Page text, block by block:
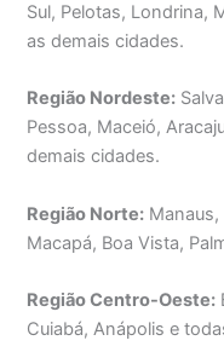
Sul, Pelotas, Londrina,
as demais cidades.
Região Nordeste:
Pessoa, Maceió,
demais cidades.
Região Norte: Manaus,
Macapá, Boa Vista,
Região Centro-Oeste:
Cuiabá, Anápolis e